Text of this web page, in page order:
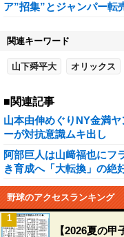
ア”招集”とジャンパー転
関連キーワード
山下舜平大 オリックス
■関連記事
山本由伸めぐりNY金満
ーが対抗意識ムキ出し
阿部巨人は山﨑福也に
き育成へ「大転換」の絶
野球のアクセスランキング
【2026夏の
1